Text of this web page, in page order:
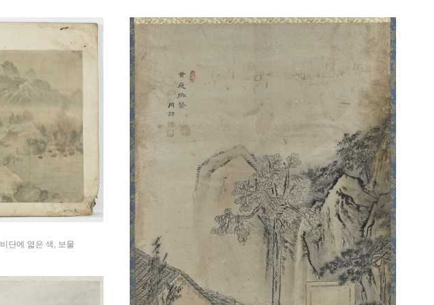
산수화조도첩, 1642년, 39.6×26.2cm (표지), 비단에 엷은 색, 보물